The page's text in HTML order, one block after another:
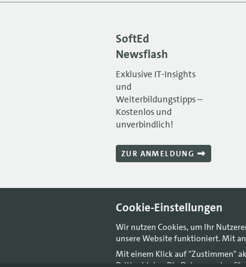
SoftEd
Newsflash
Exklusive IT-Insights
und
Weiterbildungstipps –
Kostenlos und
unverbindlich!
ZUR ANMELDUNG
Cookie-Einstellungen
Wir nutzen Cookies, um Ihr
unsere Website funktioniert. Mit
Mit einem Klick auf "Zustimmen"